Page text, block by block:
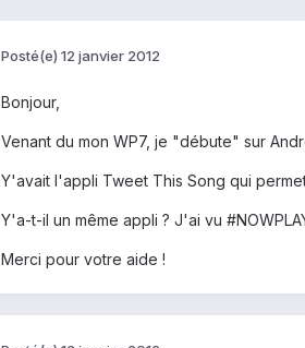
Posté(e) 12 janvier 2012
Bonjour,
Venant du mon WP7, je "débute" sur
Y'avait l'appli Tweet This Song qui
Y'a-t-il un même appli ? J'ai vu
Merci pour votre aide !